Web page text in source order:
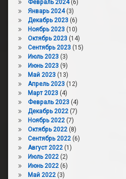
Февраль 2024(6)
Январь 2024(3)
Декабрь 2023(6)
Ноябрь 2023(10)
Октябрь 2023(14)
Сентябрь 2023(15)
Июль 2023(3)
Июнь 2023(9)
Май 2023(13)
Апрель 2023(12)
Март 2023(4)
Февраль 2023(4)
Декабрь 2022(7)
Ноябрь 2022(7)
Октябрь 2022(8)
Сентябрь 2022(6)
Август 2022(1)
Июль 2022(2)
Июнь 2022(6)
Май 2022(3)